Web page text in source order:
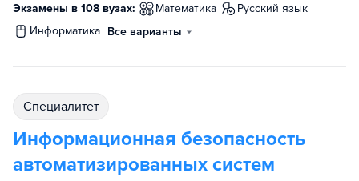
Экзамены в 108 вузах: математика
русский язык
информатика Все варианты
специалитет
Информационная безопасность
автоматизированных систем